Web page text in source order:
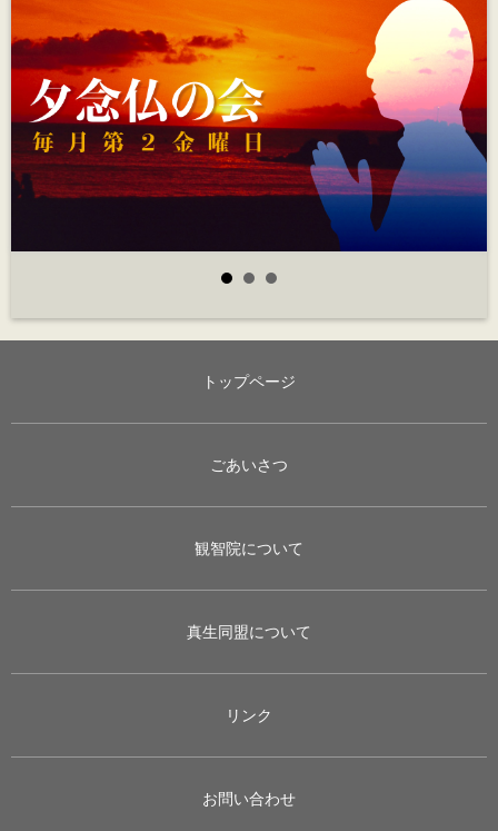
トップページ
ごあいさつ
観智院について
真生同盟について
リンク
お問い合わせ